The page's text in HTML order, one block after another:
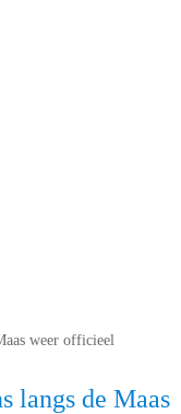
weer officieel
langs de Maas